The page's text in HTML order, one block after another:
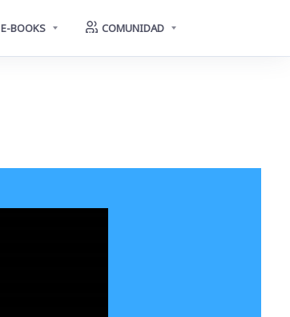
E-BOOKS COMUNIDAD